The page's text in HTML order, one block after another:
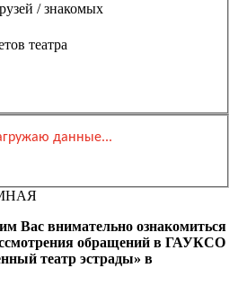
/ знакомых
театра
данные...
Мероприятие состоитсяЗал
Промокод
Применить
Фамилия, Имя (Отчество
Вас внимательно ознакомиться
обращений в ГАУКСО
театр эстрады» в